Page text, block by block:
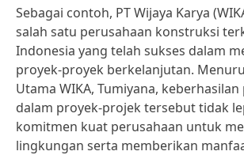
Sebagai contoh, PT Wijaya Karya
salah satu perusahaan konstruksi
Indonesia yang telah sukses dalam
proyek-proyek berkelanjutan.
Utama WIKA, Tumiyana,
dalam proyek-projek tersebut tidak
komitmen kuat perusahaan untuk
lingkungan serta memberikan